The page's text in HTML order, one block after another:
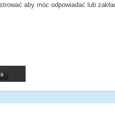
aby móc odpowiadać lub